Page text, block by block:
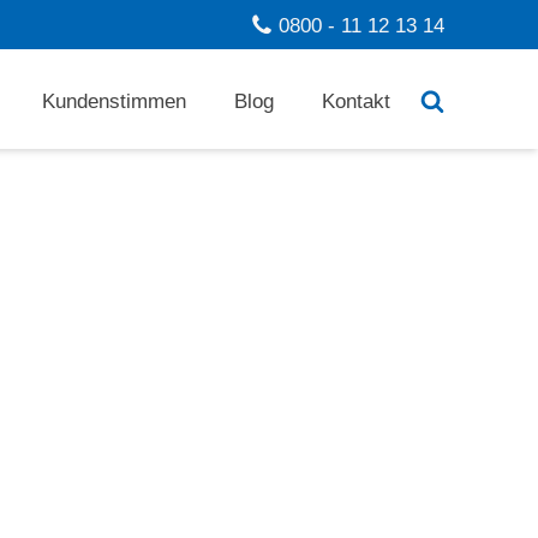
0800 - 11 12 13 14
Kundenstimmen Blog Kontakt